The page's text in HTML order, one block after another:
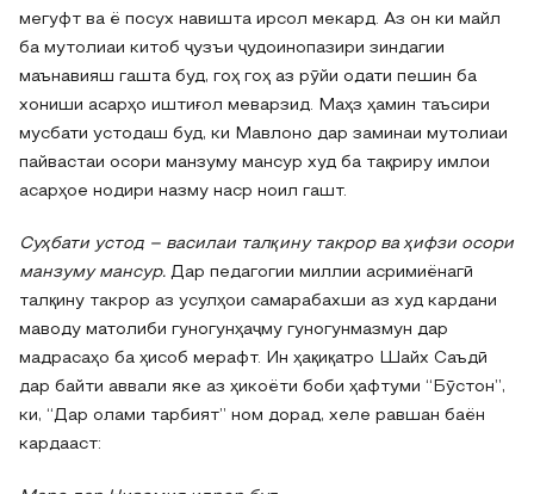
мегуфт ва ё посух навишта ирсол мекард. Аз он ки майл
ба мутолиаи китоб ҷузъи ҷудоинопазири зиндагии
маънавияш гашта буд, гоҳ гоҳ аз рӯйи одати пешин ба
хониши асарҳо иштиғол меварзид. Маҳз ҳамин таъсири
мусбати устодаш буд, ки Мавлоно дар заминаи мутолиаи
пайвастаи осори манзуму мансур худ ба тақриру имлои
асарҳое нодири назму наср ноил гашт.
Суҳбати устод – василаи талқину такрор ва ҳифзи осори
манзуму мансур. Дар педагогии миллии асримиёнагӣ
талқину такрор аз усулҳои самарабахши аз худ кардани
маводу матолиби гуногунҳаҷму гуногунмазмун дар
мадрасаҳо ба ҳисоб мерафт. Ин ҳақиқатро Шайх Саъдӣ
дар байти аввали яке аз ҳикоёти боби ҳафтуми “Бӯстон”,
ки, “Дар олами тарбият” ном дорад, хеле равшан баён
кардааст: